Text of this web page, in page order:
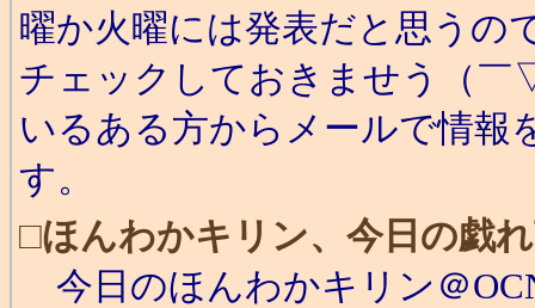
曜か火曜には発表だと思うの
チェックしておきませう（
いるある方からメールで情報
す。
□ほんわかキリン、今日の戯
今日のほんわかキリン＠